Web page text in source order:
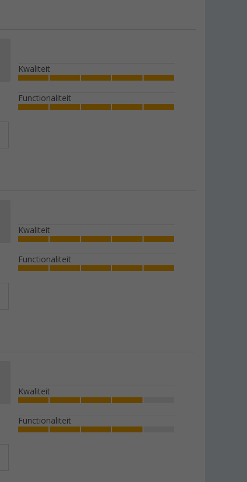
Kwaliteit
Functionaliteit
Kwaliteit
Functionaliteit
Kwaliteit
Functionaliteit